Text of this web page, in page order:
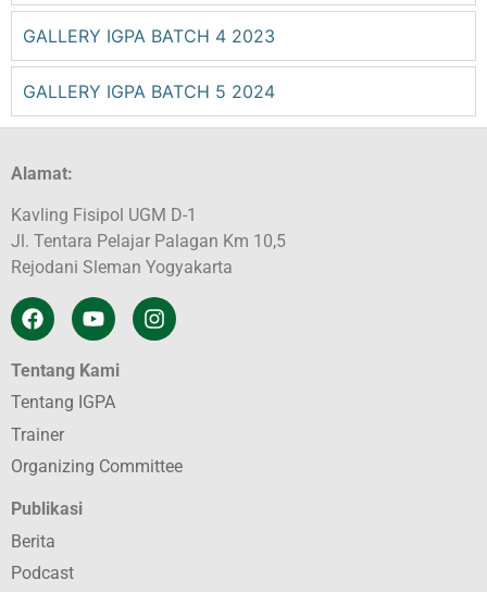
GALLERY IGPA BATCH 4 2023
GALLERY IGPA BATCH 5 2024
Alamat:
Kavling Fisipol UGM D-1
Jl. Tentara Pelajar Palagan Km 10,5
Rejodani Sleman Yogyakarta
Tentang Kami
Tentang IGPA
Trainer
Organizing Committee
Publikasi
Berita
Podcast